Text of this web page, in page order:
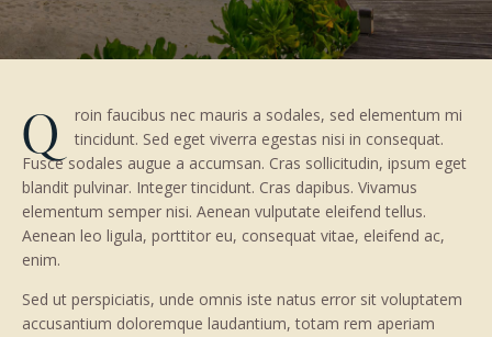
Q
roin faucibus nec mauris a sodales, sed elementum mi
tincidunt. Sed eget viverra egestas nisi in consequat.
Fusce sodales augue a accumsan. Cras sollicitudin, ipsum eget
blandit pulvinar. Integer tincidunt. Cras dapibus. Vivamus
elementum semper nisi. Aenean vulputate eleifend tellus.
Aenean leo ligula, porttitor eu, consequat vitae, eleifend ac,
enim.
Sed ut perspiciatis, unde omnis iste natus error sit voluptatem
accusantium doloremque laudantium, totam rem aperiam